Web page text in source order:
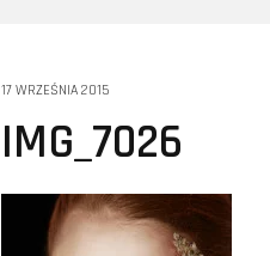
17 WRZEŚNIA 2015
IMG_7026